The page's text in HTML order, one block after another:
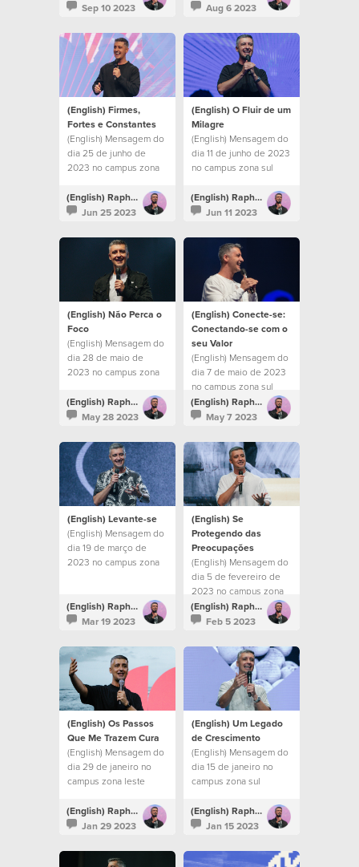
Sep 10 2023
Aug 6 2023
(English) Firmes,
Fortes e Constantes
(English) Mensagem do
dia 25 de junho de
2023 no campus zona
(English) Raphael Galante
Jun 25 2023
(English) O Fluir de um
Milagre
(English) Mensagem do
dia 11 de junho de 2023
no campus zona sul
(English) Raphael Galante
Jun 11 2023
(English) Não Perca o
Foco
(English) Mensagem do
dia 28 de maio de
2023 no campus zona
(English) Raphael Galante
May 28 2023
(English) Conecte-se:
Conectando-se com o
seu Valor
(English) Mensagem do
dia 7 de maio de 2023
no campus zona sul
(English) Raphael Galante
May 7 2023
(English) Levante-se
(English) Mensagem do
dia 19 de março de
2023 no campus zona
(English) Raphael Galante
Mar 19 2023
(English) Se
Protegendo das
Preocupações
(English) Mensagem do
dia 5 de fevereiro de
2023 no campus zona
sul
(English) Raphael Galante
Feb 5 2023
(English) Os Passos
Que Me Trazem Cura
(English) Mensagem do
dia 29 de janeiro no
campus zona leste
(English) Raphael Galante
Jan 29 2023
(English) Um Legado
de Crescimento
(English) Mensagem do
dia 15 de janeiro no
campus zona sul
(English) Raphael Galante
Jan 15 2023